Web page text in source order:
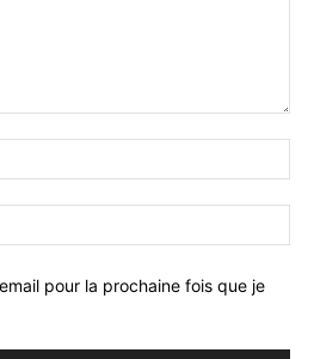
pour la prochaine fois que je